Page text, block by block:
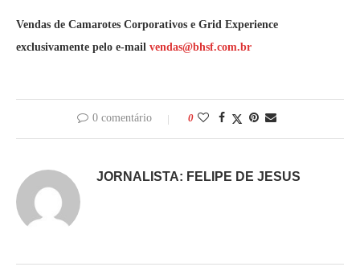
Vendas de Camarotes Corporativos e Grid Experience
exclusivamente pelo e-mail vendas@bhsf.com.br
0 comentário 0
JORNALISTA: FELIPE DE JESUS